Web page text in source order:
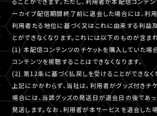
ーカイブ配信期間終了前に退会した場合には、利用
利用者たる地位に基づく又はこれに由来する利益
とができなくなります。これには以下のものが含ま
(1) 本配信コンテンツのチケットを購入していた場
コンテンツを視聴することはできなくなります。
(2) 第12条に基づく払戻しを受けることができなく
上記にかかわらず、当社は、利用者がグッズ付きチ
場合には、当該グッズの発送日が退会日の後であっ
発送します。なお、利用者が本サービスを退会した場